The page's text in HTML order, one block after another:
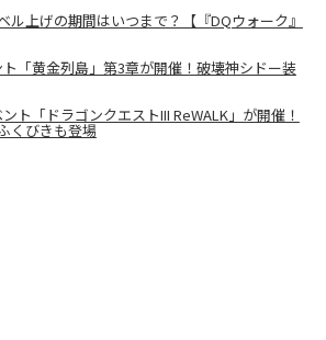
ル上げの期間はいつまで？【『DQウォーク』
ト「黄金列島」第3章が開催！破壊神シドー装
ト「ドラゴンクエストIII ReWALK」が開催！
くびきも登場